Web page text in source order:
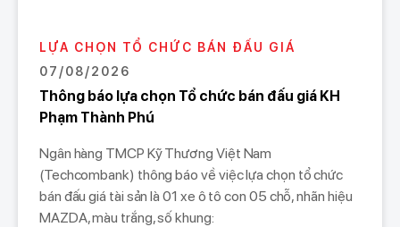
LỰA CHỌN TỔ CHỨC BÁN ĐẤU GIÁ
07/08/2026
Thông báo lựa chọn Tổ chức bán đấu giá KH
Phạm Thành Phú
Ngân hàng TMCP Kỹ Thương Việt Nam
(Techcombank) thông báo về việc lựa chọn tổ chức
bán đấu giá tài sản là 01 xe ô tô con 05 chỗ, nhãn hiệu
MAZDA, màu trắng, số khung: